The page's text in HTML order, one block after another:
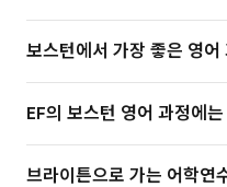
보스턴에서 가장 좋은 영어
EF의 보스턴 영어 과정에
브라이튼으로 가는 어학연